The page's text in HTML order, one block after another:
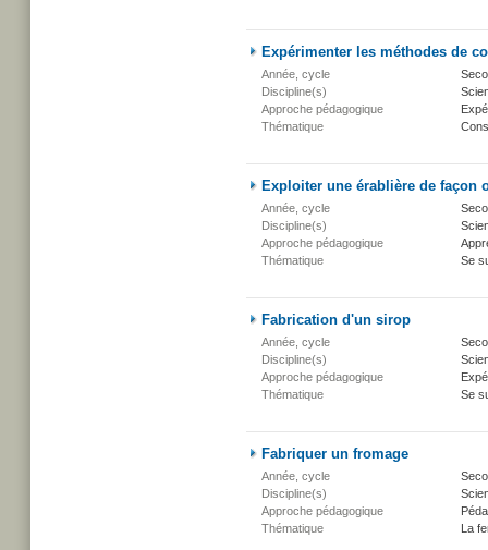
Expérimenter les méthodes de
Année, cycle
Discipline(s)
Approche pédagogique
Thématique
Exploiter une érablière de façon
Année, cycle
Discipline(s)
Approche pédagogique
Thématique
Se
Fabrication d'un sirop
Année, cycle
Discipline(s)
Approche pédagogique
Thématique
Se
Fabriquer un fromage
Année, cycle
Discipline(s)
Approche pédagogique
Thématique
La